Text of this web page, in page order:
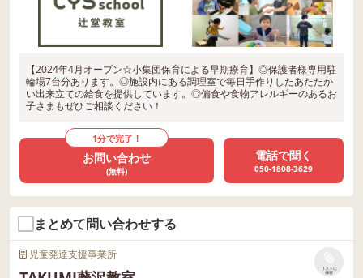
【2024年4月オープン☆小集団保育による早期療育】◎保護者様専用駐
輪場7台分あります。◎施設内にある調理室で毎日手作りしたあたたか
い出来立ての給食を提供しています。◎偏食や食物アレルギーのあるお
子さまもぜひご相談ください！
1分で完了！
お問い合わせ
(無料)
電話で聞く
050-1808-3629
まとめて問い合わせする
児童発達支援事業所
リストに
保存